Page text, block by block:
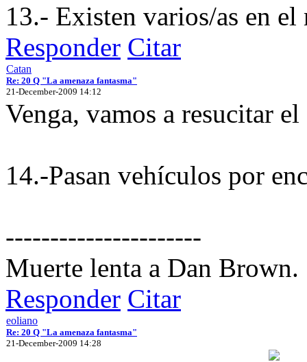
13.- Existen varios/as en
Responder Citar
Catan
Re: 20 Q "La amenaza fantasma"
21-December-2009 14:12
Venga, vamos a resucitar
14.-Pasan vehículos por
----------------------
Muerte lenta a Dan Brown.
Responder Citar
eoliano
Re: 20 Q "La amenaza fantasma"
21-December-2009 14:28